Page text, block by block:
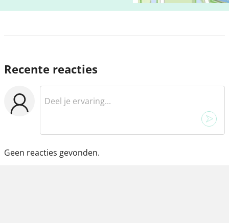
Recente reacties
Geen reacties gevonden.